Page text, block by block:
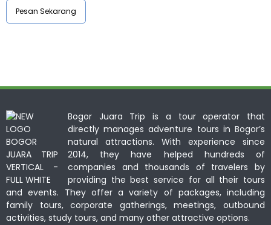
Pesan Sekarang
Bogor Juara Trip is a tour operator that
directly manages adventure tours in Bogor’s
natural attractions. With experience since
2014, they have helped hundreds of
companies and thousands of travelers by
providing the best service for all their tours
and events. They offer a variety of packages, including
family tours, corporate gatherings, meetings, outbound
activities, study tours, and many other attractive options.